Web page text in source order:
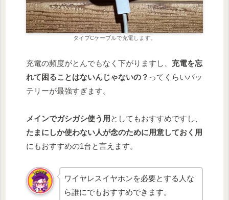
タイプCケーブルで充電します。
充電の頻度がとんでもなく下がりますし、 充電を忘
れて困ることはないんじゃないの？ ってくらいバッ
テリーが最強すぎます。
メインでガシガシ使う用 としてもおすすめですし、
たまにしか使わない人が念のために用意しておく用
にもおすすめの1台と言えます。
ワイヤレスイヤホンを必要とする人な
ら誰にでもおすすめできます。